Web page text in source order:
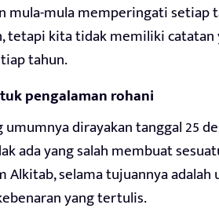
mula-mula memperingati setiap
tetapi kita tidak memiliki
tahun.
pengalaman rohani
umumnya dirayakan tanggal 25
ada yang salah membuat
Alkitab, selama tujuannya
yang tertulis.